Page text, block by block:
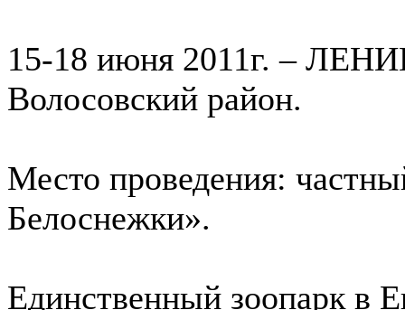
15-18 июня 2011г. –
Волосовский район.
Место проведения:
Белоснежки».
Единственный зоопарк в